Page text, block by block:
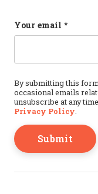
Facebook
Your email *
By submitting this
occasional emails
unsubscribe at any
Privacy Policy.